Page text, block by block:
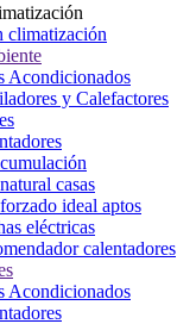
climatización
Acondicionados
y Calefactores
casas
ideal aptos
eléctricas
calentadores
Acondicionados